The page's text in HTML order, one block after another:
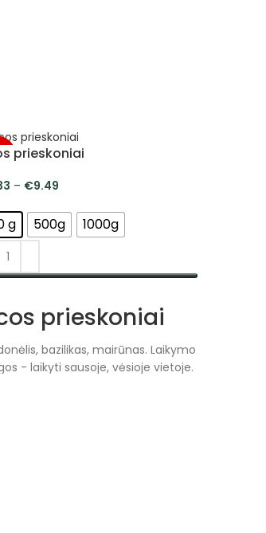
prieskoniai
– €9.49
g 500g 1000g
prieskoniai
bazilikas, mairūnas. Laikymo
- laikyti sausoje, vėsioje vietoje.